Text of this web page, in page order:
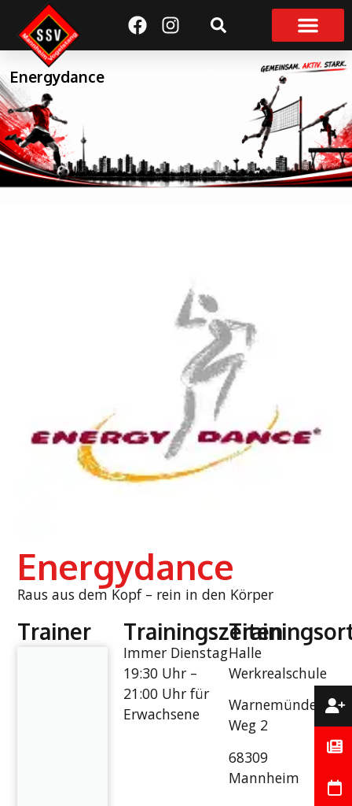
Suchen
Energydance
Energydance
Raus aus dem Kopf – rein in den Körper
Trainer Trainingszeiten
Immer Dienstag
19:30 Uhr –
21:00 Uhr für
Erwachsene
Halle
Werkrealschule
Warnemünder
Weg 2
68309
Mannheim